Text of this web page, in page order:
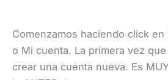
Comenzamos haciendo click
o Mi cuenta. La primera vez
crear una cuenta nueva. Es